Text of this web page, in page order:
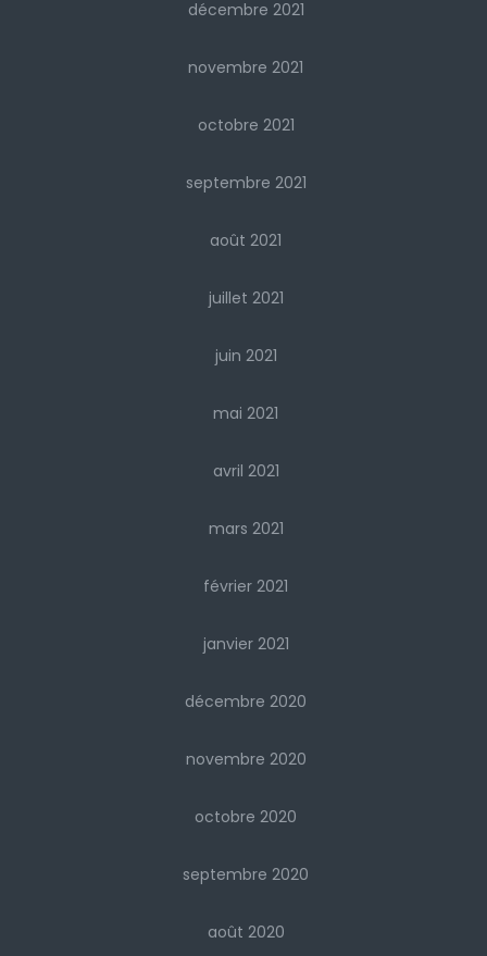
décembre 2021
novembre 2021
octobre 2021
septembre 2021
août 2021
juillet 2021
juin 2021
mai 2021
avril 2021
mars 2021
février 2021
janvier 2021
décembre 2020
novembre 2020
octobre 2020
septembre 2020
août 2020